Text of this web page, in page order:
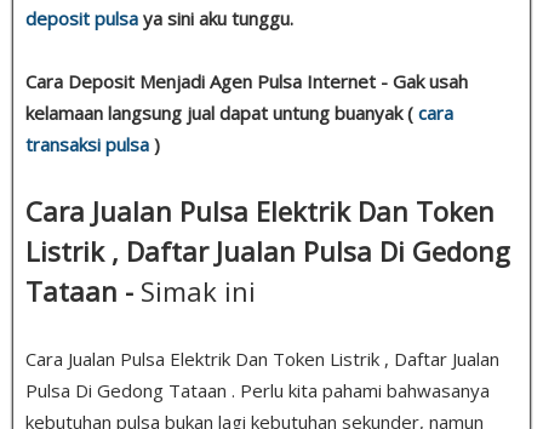
deposit pulsa ya sini aku tunggu.
Cara Deposit Menjadi Agen Pulsa Internet - Gak usah
kelamaan langsung jual dapat untung buanyak ( cara
transaksi pulsa )
Cara Jualan Pulsa Elektrik Dan Token
Listrik , Daftar Jualan Pulsa Di Gedong
Tataan - Simak ini
Cara Jualan Pulsa Elektrik Dan Token Listrik , Daftar Jualan
Pulsa Di Gedong Tataan . Perlu kita pahami bahwasanya
kebutuhan pulsa bukan lagi kebutuhan sekunder, namun